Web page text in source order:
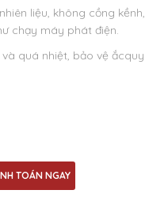
liệu, không cồng kềnh,
chạy máy phát điện.
quá nhiệt, bảo vệ ắcquy
TOÁN NGAY